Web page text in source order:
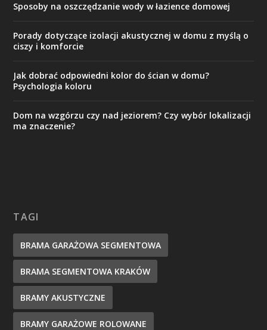
Sposoby na oszczędzanie wody w łazience domowej
Porady dotyczące izolacji akustycznej w domu z myślą o
ciszy i komforcie
Jak dobrać odpowiedni kolor do ścian w domu?
Psychologia koloru
Dom na wzgórzu czy nad jeziorem? Czy wybór lokalizacji
ma znaczenie?
TAGI
BRAMA GARAŻOWA SEGMENTOWA
BRAMA SEGMENTOWA KRAKÓW
BRAMY AKUSTYCZNE
BRAMY GARAŻOWE ROLOWANE